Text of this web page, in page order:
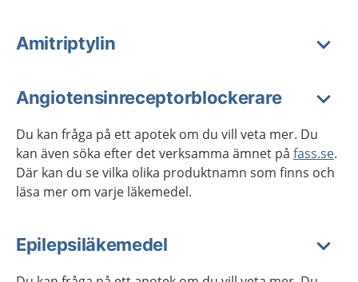
Amitriptylin
Angiotensinreceptorblockerare
Du kan fråga på ett apotek om du vill veta mer. Du
kan även söka efter det verksamma ämnet på fass.se.
Där kan du se vilka olika produktnamn som finns och
läsa mer om varje läkemedel.
Epilepsiläkemedel